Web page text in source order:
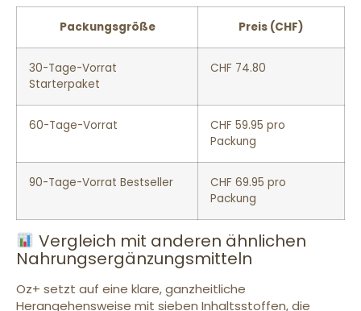
Packungsgröße Preis (CHF)
30-Tage-Vorrat
Starterpaket
CHF 74.80
60-Tage-Vorrat
CHF 59.95 pro
Packung
90-Tage-Vorrat Bestseller
CHF 69.95 pro
Packung
Vergleich mit anderen ähnlichen
Nahrungsergänzungsmitteln
Oz+ setzt auf eine klare, ganzheitliche
Herangehensweise mit sieben Inhaltsstoffen, die